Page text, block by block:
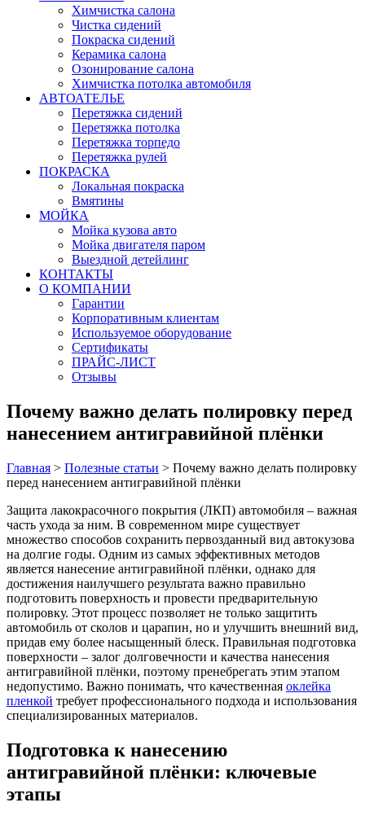
Химчистка салона
Чистка сидений
Покраска сидений
Керамика салона
Озонирование салона
Химчистка потолка автомобиля
АВТОАТЕЛЬЕ
Перетяжка сидений
Перетяжка потолка
Перетяжка торпедо
Перетяжка рулей
ПОКРАСКА
Локальная покраска
Вмятины
МОЙКА
Мойка кузова авто
Мойка двигателя паром
Выездной детейлинг
КОНТАКТЫ
О КОМПАНИИ
Гарантии
Корпоративным клиентам
Используемое оборудование
Сертификаты
ПРАЙС-ЛИСТ
Отзывы
Почему важно делать полировку перед
нанесением антигравийной плёнки
Главная > Полезные статьи > Почему важно делать полировку
перед нанесением антигравийной плёнки
Защита лакокрасочного покрытия (ЛКП) автомобиля – важная
часть ухода за ним. В современном мире существует
множество способов сохранить первозданный вид автокузова
на долгие годы. Одним из самых эффективных методов
является нанесение антигравийной плёнки, однако для
достижения наилучшего результата важно правильно
подготовить поверхность и провести предварительную
полировку. Этот процесс позволяет не только защитить
автомобиль от сколов и царапин, но и улучшить внешний вид,
придав ему более насыщенный блеск. Правильная подготовка
поверхности – залог долговечности и качества нанесения
антигравийной плёнки, поэтому пренебрегать этим этапом
недопустимо. Важно понимать, что качественная оклейка
пленкой требует профессионального подхода и использования
специализированных материалов.
Подготовка к нанесению
антигравийной плёнки: ключевые
этапы